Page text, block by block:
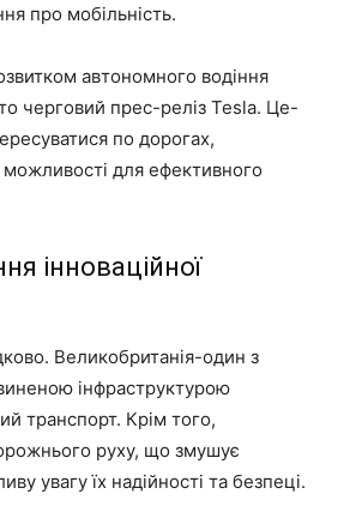
про мобільність.
автономного водіння
черговий прес-реліз Tesla. Це-
по дорогах,
можливості для ефективного
інноваційної
Великобританія-один з
інфраструктурою
транспорт. Крім того,
руху, що змушує
увагу їх надійності та безпеці.